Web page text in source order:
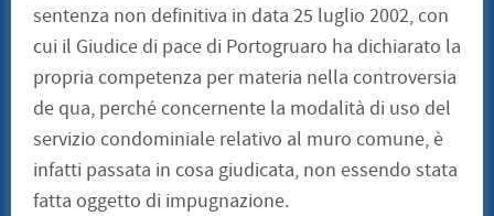
sentenza non definitiva in data 25 luglio 2002, con
cui il Giudice di pace di Portogruaro ha dichiarato la
propria competenza per materia nella controversia
de qua, perché concernente la modalità di uso del
servizio condominiale relativo al muro comune, è
infatti passata in cosa giudicata, non essendo stata
fatta oggetto di impugnazione.